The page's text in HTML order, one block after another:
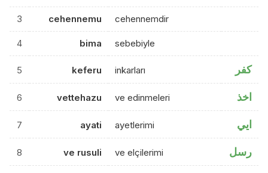
3 cehennemu cehennemdir
4 bima sebebiyle
5 keferu inkarları كفر
6 vettehazu ve edinmeleri اخذ
7 ayati ayetlerimi ايي
8 ve rusuli ve elçilerimi رسل